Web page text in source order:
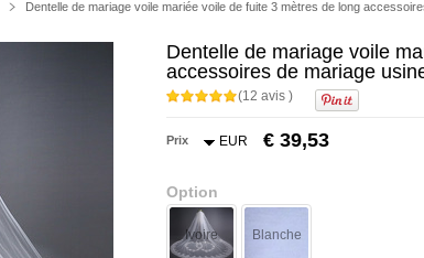
Dentelle de mariage voile mariée voile de fuite 3 mètres de long
Dentelle de mariage voile
accessoires de mariage
(12 avis )
Prix EUR € 39,53
Option
Ivoire Blanche